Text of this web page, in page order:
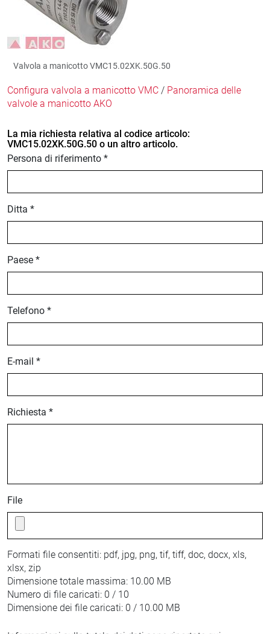
Valvola a manicotto VMC15.02XK.50G.50
Configura valvola a manicotto VMC / Panoramica delle
valvole a manicotto AKO
La mia richiesta relativa al codice articolo:
VMC15.02XK.50G.50 o un altro articolo.
Persona di riferimento *
Ditta *
Paese *
Telefono *
E-mail *
Richiesta *
File
Formati file consentiti: pdf, jpg, png, tif, tiff, doc, docx, xls,
xlsx, zip
Dimensione totale massima: 10.00 MB
Numero di file caricati: 0 / 10
Dimensione dei file caricati: 0 / 10.00 MB